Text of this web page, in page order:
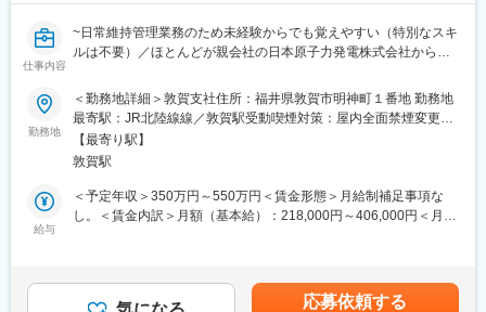
変更の範囲：会社の定める業務
■職務の特徴／魅力
（1）元請中心で“施工管理の本質業務”に集中
グループ案件が中心のため、発注者との距離が近く、スケジュー
・PC起動ログによる労務管理
・年間休日121日／土日休み
・有給取得率70％以上
→建設業界の中でもトップクラスのWLBを実現
工場・オフィス・福利厚生施設・公共施設など、幅広い用途・規
模の案件に携われます。
主任 → 所長 → 管理職へとステップアップ可能
元請案件を通じて、施工管理としての上流スキル・マネジメント
仕事内容
~日常維持管理業務のため未経験からでも覚えやすい（特別なスキ
ルは不要）／ほとんどが親会社の日本原子力発電株式会社からの
給取得率75％／水曜・金曜はノー残業デー／夏期休暇取得率
100%~
●お任せする業務内容
原子力発電所付帯設備の運転（オペレーター）・維持管理と放射
性廃棄物の分別や放射性廃棄物を収納した容器の発電所構内での
運搬などの作業管理をお任せします。
※OJT担当が１から教えてくれますので、未経験からでも問題ござ
●業務の詳細
ご経験に応じて以下業務をお任せ予定です。
勤務地
＜勤務地詳細＞敦賀支社住所：福井県敦賀市明神町１番地 勤務地
最寄駅：JR北陸線線／敦賀駅受動喫煙対策：屋内全面禁煙変更の
範囲：会社の定める事業所
【最寄り駅】
敦賀駅
給与
＜予定年収＞350万円～550万円＜賃金形態＞月給制補足事項な
し。＜賃金内訳＞月額（基本給）：218,000円～406,000円＜月給
給：年1回（4月）■賞与：制度あり（業績連動）賃金はあくまで
応募依頼する